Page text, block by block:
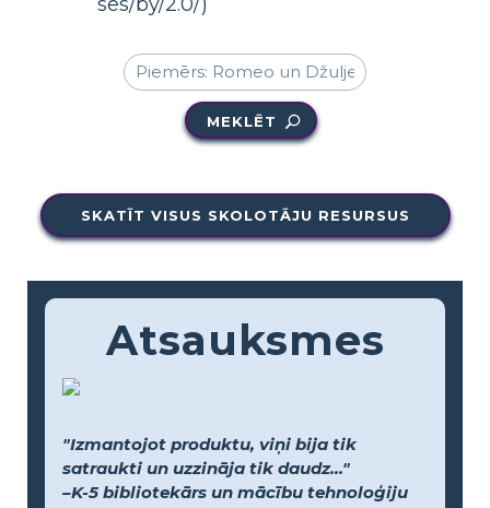
MEKLĒT
SKATĪT VISUS SKOLOTĀJU RESURSUS
Atsauksmes
"Izmantojot produktu, viņi bija tik
satraukti un uzzināja tik daudz..."
–K-5 bibliotekārs un mācību tehnoloģiju